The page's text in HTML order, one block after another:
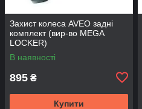
Захист колеса AVEO задні
комплект (вир-во MEGA
LOCKER)
В наявності
895 ₴
Купити